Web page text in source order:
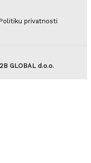
privatnosti
GLOBAL d.o.o.